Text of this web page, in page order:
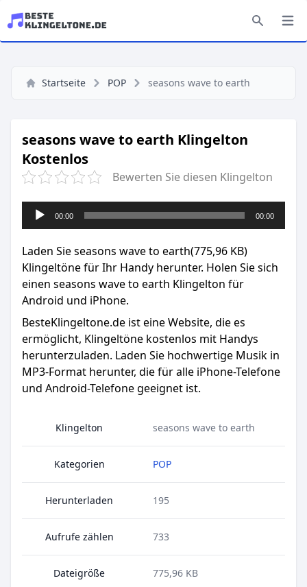
Startseite POP seasons wave to earth
seasons wave to earth Klingelton
Kostenlos
Bewerten Sie diesen Klingelton
Audio-
Player
00:00 00:00
Laden Sie seasons wave to earth(775,96 KB)
Klingeltöne für Ihr Handy herunter. Holen Sie sich
einen seasons wave to earth Klingelton für
Android und iPhone.
BesteKlingeltone.de ist eine Website, die es
ermöglicht, Klingeltöne kostenlos mit Handys
herunterzuladen. Laden Sie hochwertige Musik in
MP3-Format herunter, die für alle iPhone-Telefone
und Android-Telefone geeignet ist.
Klingelton seasons wave to earth
Kategorien POP
Herunterladen 195
Aufrufe zählen 733
Dateigröße 775,96 KB